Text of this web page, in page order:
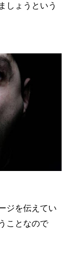
しょうという
ジを伝えてい
ことなので